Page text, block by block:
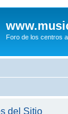
Foro de los centros
del Sitio